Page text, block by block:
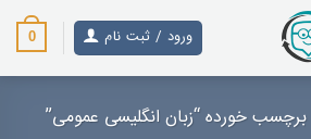
ورود / ثبت نام 0
خورده “زبان انگلیسی عمومی”